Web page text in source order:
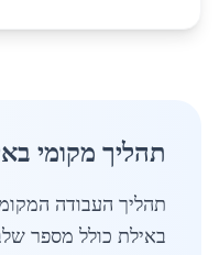
תהליך מקומי
תהליך העבודה
באילת כולל מספר